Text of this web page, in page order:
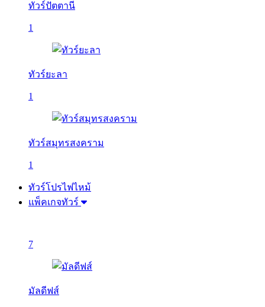
ทัวร์ปัตตานี
1
ทัวร์ยะลา
1
ทัวร์สมุทรสงคราม
1
ทัวร์โปรไฟไหม้
แพ็คเกจทัวร์
7
มัลดีฟส์